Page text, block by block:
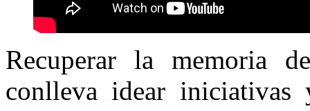
Recuperar la memoria
conlleva idear iniciativas